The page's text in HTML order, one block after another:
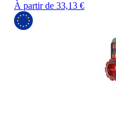
À partir de 33,13 €